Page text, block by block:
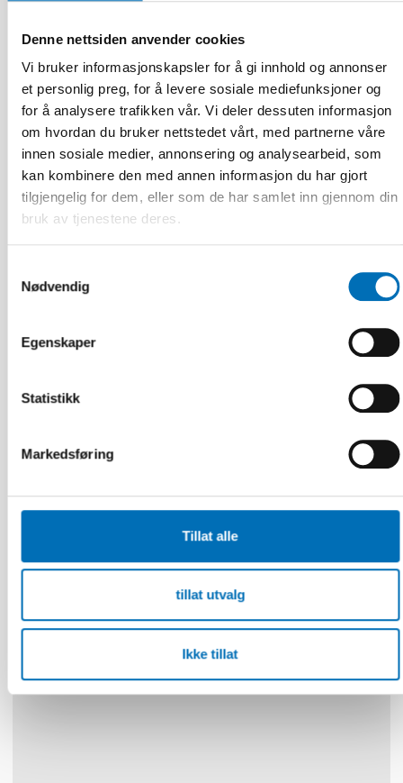
Denne nettsiden anvender cookies
Vi bruker informasjonskapsler for å gi innhold og annonser
et personlig preg, for å levere sosiale mediefunksjoner og
for å analysere trafikken vår. Vi deler dessuten informasjon
om hvordan du bruker nettstedet vårt, med partnerne våre
innen sosiale medier, annonsering og analysearbeid, som
kan kombinere den med annen informasjon du har gjort
tilgjengelig for dem, eller som de har samlet inn gjennom din
bruk av tjenestene deres.
Nødvendig
Egenskaper
Statistikk
Markedsføring
Tillat alle
tillat utvalg
Ikke tillat
FUNKSJONSHINDER
17 jun 2026
“Active citizenship is not a privilege; it is a
right”
4 aug 2026
Scoping review: Digital solutions in individual
and family services in the Nordics
30 NOV 1 DES 2026